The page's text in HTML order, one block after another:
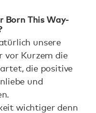
Born This Way-
unsere
vor Kurzem die
die positive
und
wichtiger denn